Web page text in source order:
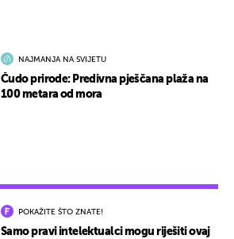
POKAŽITE ŠTO ZNATE!
Samo pravi intelektualci mogu riješiti ovaj
NAJMANJA NA SVIJETU
Čudo prirode: Predivna pješčana plaža na
100 metara od mora